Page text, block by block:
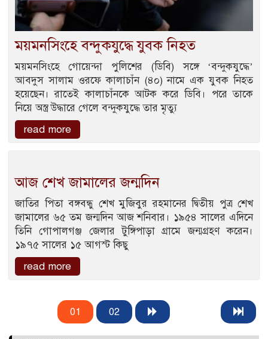
ময়মনসিংহে বন্দুকযুদ্ধে যুবক নিহত
ময়মনসিংহে গোয়েন্দা পুলিশের (ডিবি) সঙ্গে ‘বন্দুকযুদ্ধে’
আবদুস সালাম ওরফে কালাচাঁন (৪০) নামে এক যুবক নিহত
হয়েছেন। রাতেই কালাচাঁনকে আটক করে ডিবি। পরে তাকে
নিয়ে অস্ত্র উদ্ধারে গেলে বন্দুকযুদ্ধে তার মৃত্যু
read more
আজ শেখ জামালের জন্মদিন
জাতির পিতা বঙ্গবন্ধু শেখ মুজিবুর রহমানের দ্বিতীয় পুত্র শেখ
জামালের ৬৫ তম জন্মদিন আজ শনিবার। ১৯৫৪ সালের এদিনে
তিনি গোপালগঞ্জ জেলার টুঙ্গিপাড়া গ্রামে জন্মগ্রহণ করেন।
১৯৭৫ সালের ১৫ আগস্ট কিছু
read more
01 02